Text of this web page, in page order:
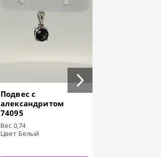
Подвес с
александритом
74095
Вес 0,74
Цвет Белый